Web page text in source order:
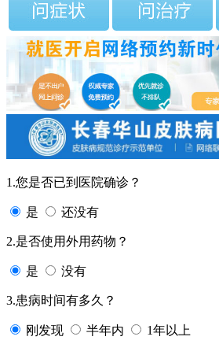
1.您是否已到医院确诊？
是 还没有
2.是否使用外用药物？
是 没有
3.患病时间有多久？
刚发现 半年内 1年以上